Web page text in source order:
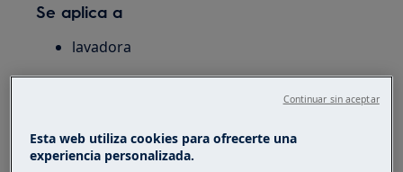
Se aplica a
lavadora
manchas de sustancias químicas.
Esta web utiliza cookies para ofrecerte una
experiencia personalizada.
Continuar sin aceptar